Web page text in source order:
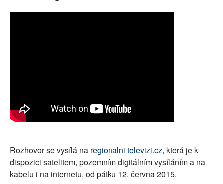
Rozhovor se vysílá na regionalni televizi.cz, která je k
dispozici satelitem, pozemním digitálním vysíláním a na
kabelu i na internetu, od pátku 12. června 2015.